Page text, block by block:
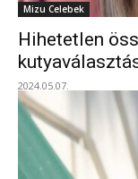
Mizu Celebek
Hihetetlen
2024.05.07.